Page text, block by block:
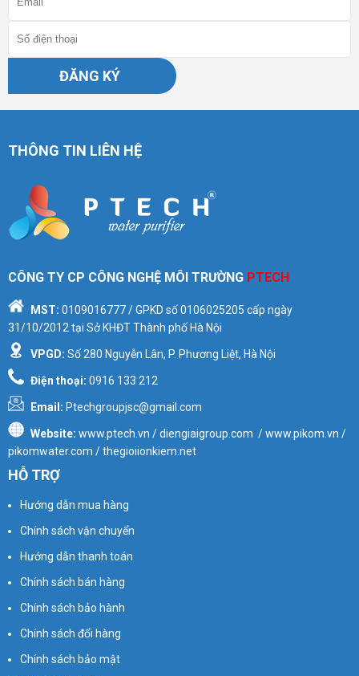
ĐĂNG KÝ
THÔNG TIN LIÊN HỆ
CÔNG TY CP CÔNG NGHỆ MÔI TRƯỜNG PTECH
MST: 0109016777/ GPKD số0106025205 cấp ngày
31/10/2012 tại Sở KHĐT Thành phố Hà Nội
VPGD: Số 280 Nguyễn Lân, P. Phương Liệt, Hà Nội
Điện thoại: 0916 133 212
Email: Ptechgroupjsc@gmail.com
Website: www.ptech.vn / diengiaigroup.com / www.pikom.vn /
pikomwater.com / thegioiionkiem.net
HỖ TRỢ
Hướng dẫn mua hàng
Chính sách vận chuyển
Hướng dẫn thanh toán
Chính sách bán hàng
Chính sách bảo hành
Chính sách đổi hàng
Chính sách bảo mật